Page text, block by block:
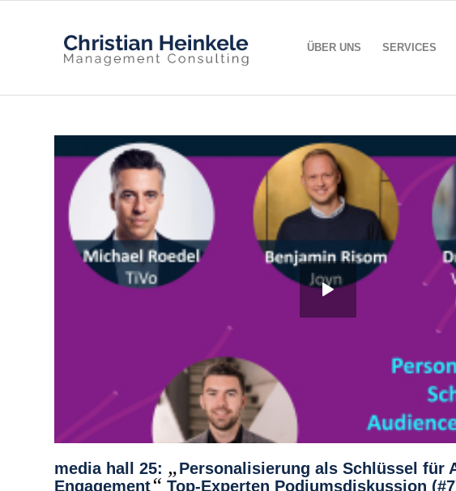
ÜBER UNS SERVICES
media hall 25: „Personalisierung als Schlüssel für
Engagement“ Top-Experten Podiumsdiskussion